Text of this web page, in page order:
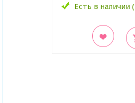
Есть в наличии